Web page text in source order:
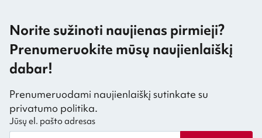
Norite sužinoti naujienas pirmieji?
Prenumeruokite mūsų naujienlaiškį
dabar!
Prenumeruodami naujienlaiškį sutinkate su
privatumo politika.
Jūsų el. pašto adresas